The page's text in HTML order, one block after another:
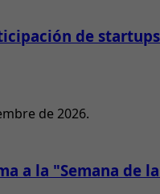
de
de 2026.
a la "Semana